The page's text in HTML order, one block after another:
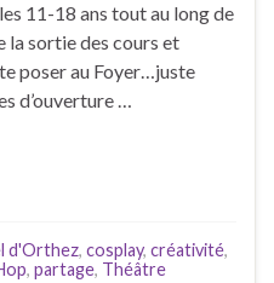
11-18 ans tout au long de
la sortie des cours et
poser au Foyer…juste
d’ouverture …
d'Orthez, cosplay, créativité,
, partage, Théâtre